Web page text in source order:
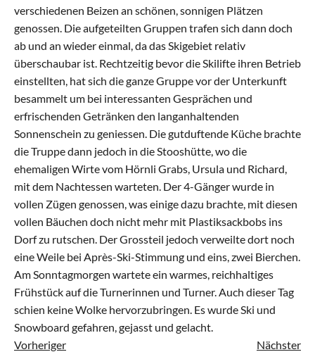
Jugend
Alle Riegen
Einführungsriege
Kinderturnen Klein
Kinderturnen Gross
Jugi Mixed Klein
Jugi Mixed Gross
Geräteturnen
Dance Mix Klein
verschiedenen Beizen an schönen, sonnigen Plätzen
genossen. Die aufgeteilten Gruppen trafen sich dann doch
ab und an wieder einmal, da das Skigebiet relativ
überschaubar ist. Rechtzeitig bevor die Skilifte ihren Betrieb
einstellten, hat sich die ganze Gruppe vor der Unterkunft
besammelt um bei interessanten Gesprächen und
erfrischenden Getränken den langanhaltenden
Sonnenschein zu geniessen. Die gutduftende Küche brachte
die Truppe dann jedoch in die Stooshütte, wo die
ehemaligen Wirte vom Hörnli Grabs, Ursula und Richard,
mit dem Nachtessen warteten. Der 4-Gänger wurde in
vollen Zügen genossen, was einige dazu brachte, mit diesen
vollen Bäuchen doch nicht mehr mit Plastiksackbobs ins
Dorf zu rutschen. Der Grossteil jedoch verweilte dort noch
eine Weile bei Après-Ski-Stimmung und eins, zwei Bierchen.
Am Sonntagmorgen wartete ein warmes, reichhaltiges
Frühstück auf die Turnerinnen und Turner. Auch dieser Tag
schien keine Wolke hervorzubringen. Es wurde Ski und
Snowboard gefahren, gejasst und gelacht.
Vorheriger
Nächster